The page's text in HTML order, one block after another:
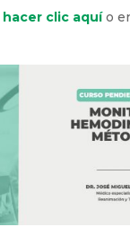
hacer clic aquío